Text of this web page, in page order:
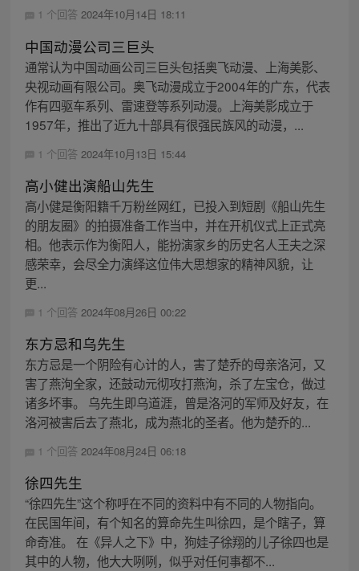
1 个回答 2024年10月14日 18:11
中国动漫公司三巨头
通常认为中国动画公司三巨头包括奥飞动漫、上海美影、
央视动画有限公司。奥飞动漫成立于2004年的广东，代表
作有四驱车系列、雷速登等系列动漫。上海美影成立于
1957年，推出了近九十部具有很强民族风的动漫，...
1 个回答 2024年10月13日 15:44
高小健出演船山先生
高小健是衡阳籍千万粉丝网红，已投入到短剧《船山先生
的朋友圈》的拍摄准备工作当中，并在开机仪式上正式亮
相。他表示作为衡阳人，能扮演家乡的历史名人王夫之深
感荣幸，会尽全力演绎这位伟大思想家的精神风貌，让
更...
1 个回答 2024年08月26日 00:22
东方忌和乌先生
东方忌是一个阴险有心计的人，害了楚乔的母亲洛河，又
害了燕洵全家，还鼓动元彻攻打燕洵，杀了左宝仓，做过
诸多坏事。 乌先生即乌道涯，曾是洛河的军师及好友，在
洛河被害后去了燕北，成为燕北的圣者。他为楚乔的...
1 个回答 2024年08月24日 06:18
徐四先生
“徐四先生”这个称呼在不同的资料中有不同的人物指向。
在民国年间，有个知名的算命先生叫徐四，是个瞎子，算
命奇准。 在《异人之下》中，狗娃子徐翔的儿子徐四也是
其中的人物，他大大咧咧，似乎对任何事都不...